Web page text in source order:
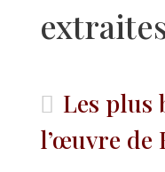
Les plus
l’œuvre de